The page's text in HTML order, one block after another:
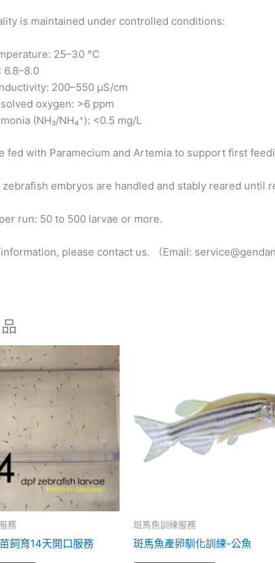
is maintained under controlled conditions:
25–30 °C
6.8–8.0
200–550 µS/cm
oxygen: >6 ppm
(NH₃/NH₄⁺): <0.5 mg/L
fed with Paramecium and Artemia to support first
embryos are handled and stably reared until
run: 50 to 500 larvae or more.
please contact us. （Email:
務
飼育14天開口服務
斑馬魚訓練服務
斑馬魚產卵馴化訓練-公魚